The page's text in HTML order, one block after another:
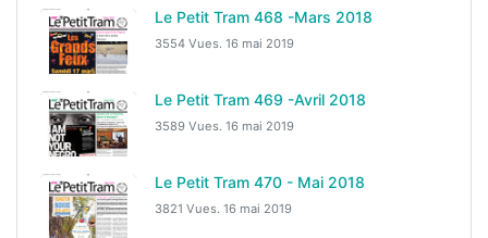
Le Petit Tram 468 -Mars 2018
3554 Vues. 16 mai 2019
Le Petit Tram 469 -Avril 2018
3589 Vues. 16 mai 2019
Le Petit Tram 470 - Mai 2018
3821 Vues. 16 mai 2019